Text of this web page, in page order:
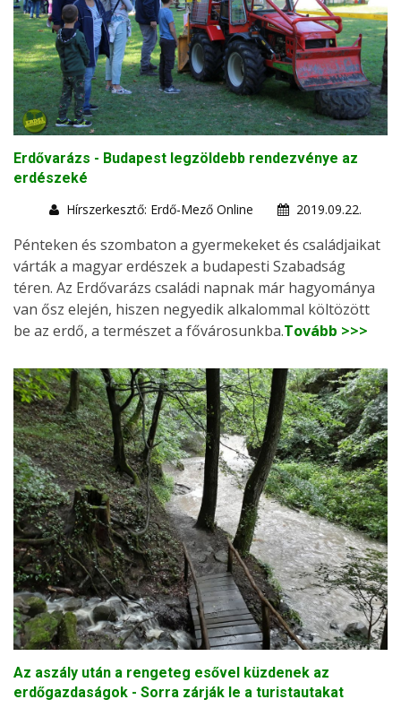
Erdővarázs - Budapest legzöldebb rendezvénye az
erdészeké
Hírszerkesztő: Erdő-Mező Online
2019.09.22.
Pénteken és szombaton a gyermekeket és családjaikat
várták a magyar erdészek a budapesti Szabadság
téren. Az Erdővarázs családi napnak már hagyománya
van ősz elején, hiszen negyedik alkalommal költözött
be az erdő, a természet a fővárosunkba.Tovább >>>
Az aszály után a rengeteg esővel küzdenek az
erdőgazdaságok - Sorra zárják le a turistautakat